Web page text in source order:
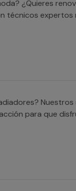
¿Quieres
técnicos
para que